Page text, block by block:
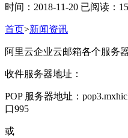
时间：2018-11-20 已阅读：
首页>新闻资讯
阿里云企业云邮箱各个服务
收件服务器地址：
POP 服务器地址：
口995
或